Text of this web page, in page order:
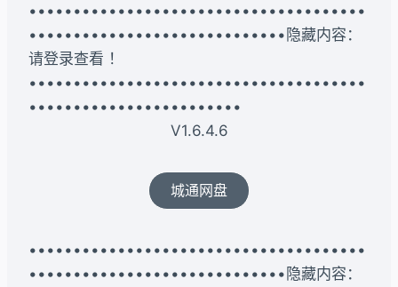
••••••••••••••••••••••••••••••••••••••
•••••••••••••••••••••••••••••隐藏内容：
请登录查看 ！
••••••••••••••••••••••••••••••••••••••
••••••••••••••••••••••••
V1.6.4.6
城通网盘
••••••••••••••••••••••••••••••••••••••
•••••••••••••••••••••••••••••隐藏内容：